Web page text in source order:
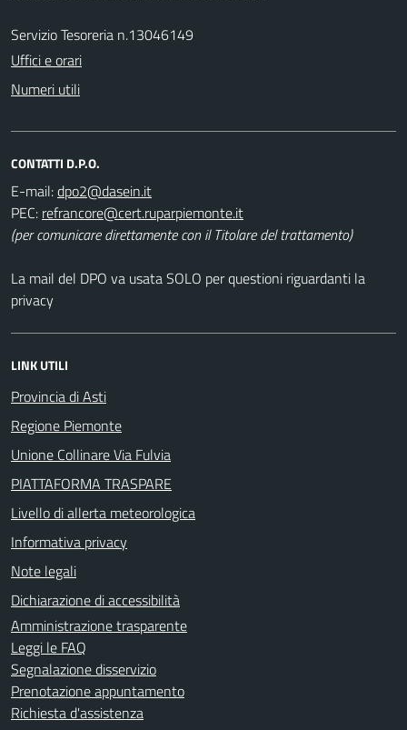
Servizio Tesoreria n.13046149
Uffici e orari
Numeri utili
CONTATTI D.P.O.
E-mail:
PEC:
(per comunicare direttamente con il Titolare del trattamento)
La mail del DPO va usata SOLO per questioni riguardanti la
privacy
LINK UTILI
Provincia di Asti
Regione Piemonte
Unione Collinare Via Fulvia
PIATTAFORMA TRASPARE
Livello di allerta meteorologica
Informativa privacy
Note legali
Dichiarazione di accessibilità
Amministrazione trasparente
Leggi le FAQ
Segnalazione disservizio
Prenotazione appuntamento
Richiesta d'assistenza